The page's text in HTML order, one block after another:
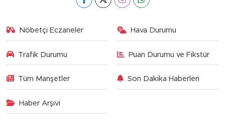
Nöbetçi Eczaneler Hava Durumu
Trafik Durumu Puan Durumu ve Fikstür
Tüm Manşetler Son Dakika Haberleri
Haber Arşivi